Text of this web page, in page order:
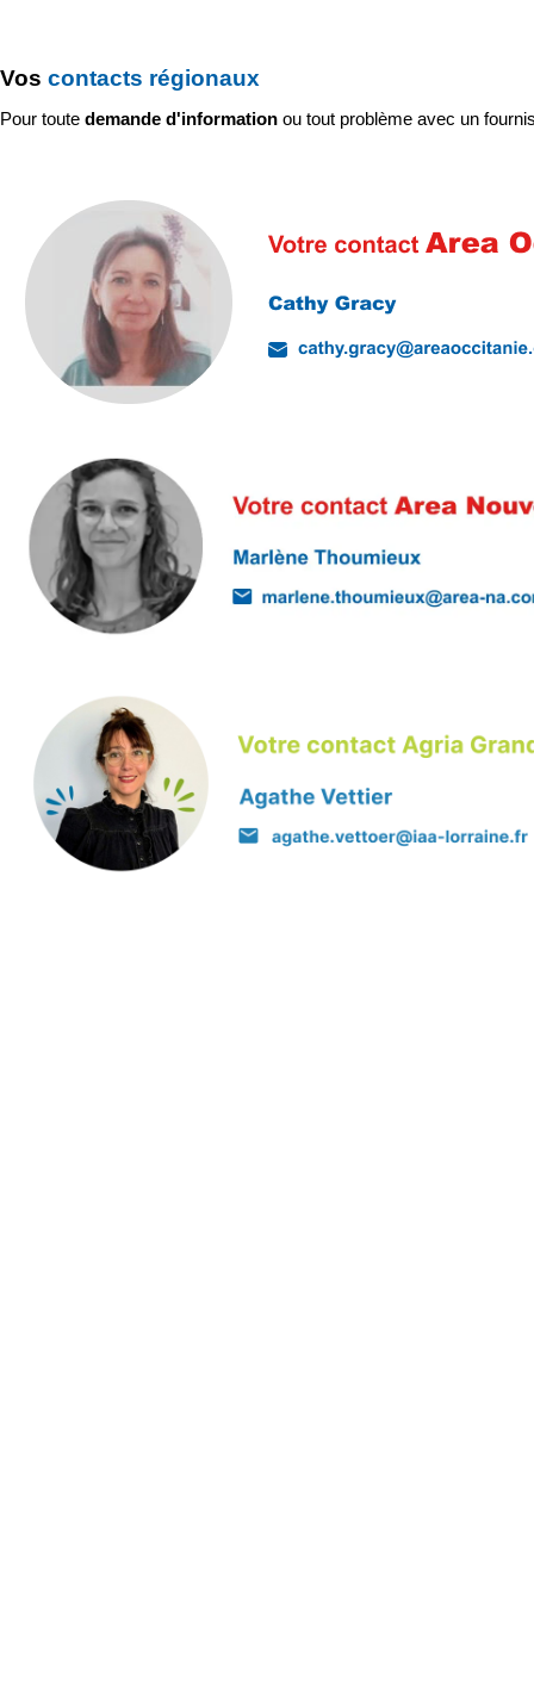
Vos contacts régionaux
Pour toute demande d'information ou tout problème avec un